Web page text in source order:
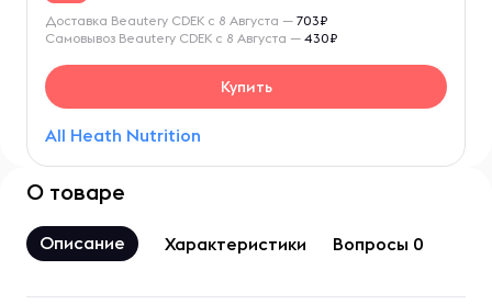
All Heath Nutrition
Доставка Beautery CDEK с 8 Августа — 703₽
Самовывоз Beautery CDEK с 8 Августа — 430₽
Купить
О товаре
Описание Характеристики Вопросы 0